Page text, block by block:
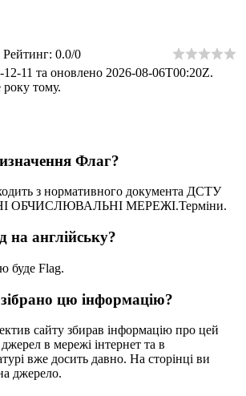
Рейтинг: 0.0/0
11 та оновлено 2026-08-06T00:20Z.
року тому.
Флаг?
з нормативного документа ДСТУ
ОБЧИСЛЮВАЛЬНІ МЕРЕЖІ.Терміни.
на англійську?
буде Flag.
цю інформацію?
сайту збирав інформацію про цей
в мережі інтернет та в
вже досить давно. На сторінці ви
джерело.